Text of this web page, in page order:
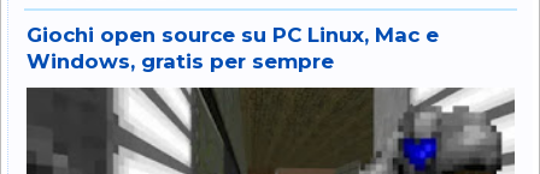
Giochi open source su PC Linux, Mac e
Windows, gratis per sempre